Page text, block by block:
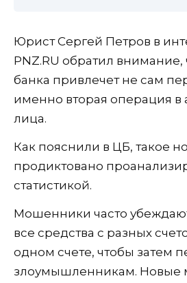
Юрист Сергей Петров в
PNZ.RU обратил
банка привлечет не сам
именно вторая операция в
лица.
Как пояснили в ЦБ, такое
продиктовано
статистикой.
Мошенники часто
все средства с разных
одном счете, чтобы затем
злоумышленникам. Новые